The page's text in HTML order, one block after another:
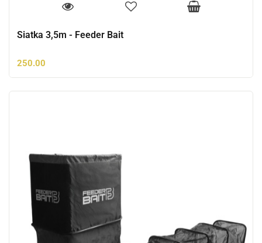
Siatka 3,5m - Feeder Bait
250.00